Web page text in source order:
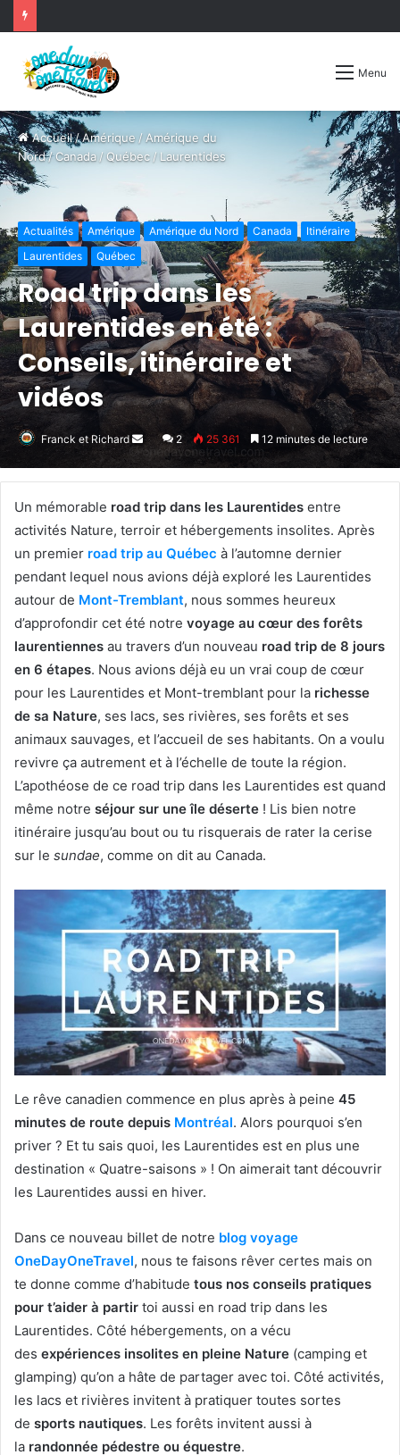
Menu
Accueil/Amérique / Amérique du
Nord/Canada /Québec /Laurentides
Actualités Amérique Amérique du Nord Canada
Itinéraire
Laurentides
Québec
Road trip dans les
Laurentides en été :
Conseils, itinéraire et
vidéos
Franck et Richard
Envoyer
courriel
2 25 361 12 minutes de lecture
Un mémorable road trip dans les Laurentides entre
activités Nature, terroir et hébergements insolites. Après
un premier road trip au Québec à l’automne dernier
pendant lequel nous avions déjà exploré les Laurentides
autour de Mont-Tremblant, nous sommes heureux
d’approfondir cet été notre voyage au cœur des forêts
laurentiennes au travers d’un nouveau road trip de 8 jours
en 6 étapes. Nous avions déjà eu un vrai coup de cœur
pour les Laurentides et Mont-tremblant pour la richesse
de sa Nature, ses lacs, ses rivières, ses forêts et ses
animaux sauvages, et l’accueil de ses habitants. On a voulu
revivre ça autrement et à l’échelle de toute la région.
L’apothéose de ce road trip dans les Laurentides est quand
même notre séjour sur une île déserte ! Lis bien notre
itinéraire jusqu’au bout ou tu risquerais de rater la cerise
sur le sundae, comme on dit au Canada.
Le rêve canadien commence en plus après à peine 45
minutes de route depuis Montréal. Alors pourquoi s’en
priver ? Et tu sais quoi, les Laurentides est en plus une
destination « Quatre-saisons » ! On aimerait tant découvrir
les Laurentides aussi en hiver.
Dans ce nouveau billet de notre blog voyage
OneDayOneTravel, nous te faisons rêver certes mais on
te donne comme d’habitude tous nos conseils pratiques
pour t’aider à partir toi aussi en road trip dans les
Laurentides. Côté hébergements, on a vécu
des expériences insolites en pleine Nature (camping et
glamping) qu’on a hâte de partager avec toi. Côté activités,
les lacs et rivières invitent à pratiquer toutes sortes
de sports nautiques. Les forêts invitent aussi à
la randonnée pédestre ou équestre.